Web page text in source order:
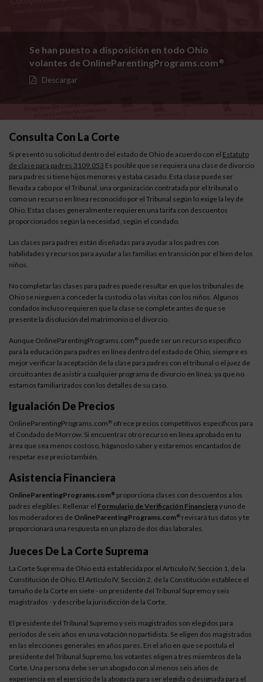
Se han puesto a disposición en todo Ohio
volantes de OnlineParentingPrograms.com ®
Descargar
Consulta Con La Corte
Si presentó su solicitud dentro del estado de Ohio de acuerdo con el Estatuto
de clase para padres 3109.053 Es posible que se requiera una clase de divorcio
para padres si tiene hijos menores y estaba casado. Esta clase puede ser
llevada a cabo por el Tribunal, una organización contratada por el tribunal o
como un recurso en línea reconocido por el Tribunal según lo exige la ley de
Ohio. Estas clases generalmente requieren una tarifa con descuentos
proporcionados según la necesidad, según el condado.
Las clases para padres están diseñadas para ayudar a los padres con
habilidades y recursos para ayudar a las familias en transición por el bien de los
niños.
No completar las clases para padres puede resultar en que los tribunales de
Ohio se nieguen a conceder la custodia o las visitas con los niños. Algunos
condados incluso requieren que la clase se complete antes de que se
presente la disolución del matrimonio o el divorcio.
Aunque OnlineParentingPrograms.com ® puede ser un recurso específico
para la educación para padres en línea dentro del estado de Ohio, siempre es
mejor verificar la aceptación de la clase para padres con el tribunal o el juez de
circuito antes de asistir a cualquier programa de divorcio en línea, ya que no
estamos familiarizados con los detalles de su caso.
Igualación De Precios
OnlineParentingPrograms.com ® ofrece precios competitivos específicos para
el Condado de Morrow. Si encuentras otro recurso en línea aprobado en tu
área que sea menos costoso, háganoslo saber y estaremos encantados de
respetar ese precio también.
Asistencia Financiera
OnlineParentingPrograms.com® proporciona clases con descuentos a los
padres elegibles. Rellenar el Formulario de Verificación Financieray uno de
los moderadores de OnlineParentingPrograms.com® revisará tus datos y te
proporcionará una respuesta en un plazo de dos días laborales.
Jueces De La Corte Suprema
La Corte Suprema de Ohio está establecida por el Artículo IV, Sección 1, de la
Constitución de Ohio. El Artículo IV, Sección 2, de la Constitución establece el
tamaño de la Corte en siete - un presidente del Tribunal Supremo y seis
magistrados - y describe la jurisdicción de la Corte.
El presidente del Tribunal Supremo y seis magistrados son elegidos para
períodos de seis años en una votación no partidista. Se eligen dos magistrados
en las elecciones generales en años pares. En el año en que se postula el
presidente del Tribunal Supremo, los votantes eligen a tres miembros de la
Corte. Una persona debe ser un abogado con al menos seis años de
experiencia en el ejercicio de la abogacía para ser elegida o designada para el